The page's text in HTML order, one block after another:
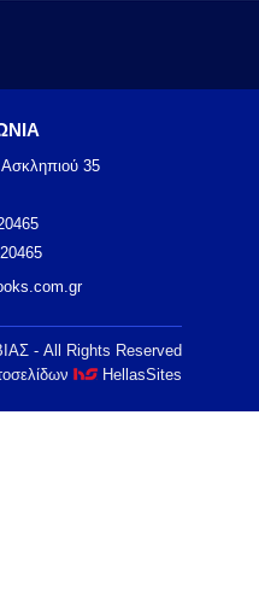
35
- All Rights Reserved
HellasSites